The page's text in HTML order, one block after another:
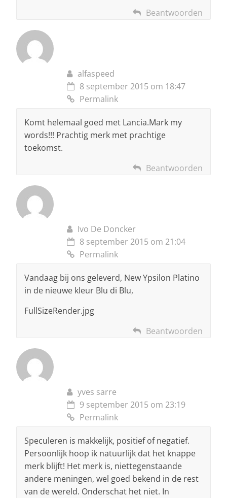
Beantwoorden
alfaspeed
8 september 2015 om 18:47
Permalink
Komt helemaal goed met Lancia.Mark my
words!!! Prachtig merk met prachtige
toekomst.
Beantwoorden
Ivo De Doncker
8 september 2015 om 21:04
Permalink
Vandaag bij ons geleverd, New Ypsilon Platino
in de nieuwe kleur Blu di Blu,
FullSizeRender.jpg
Beantwoorden
yves sarre
9 september 2015 om 23:19
Permalink
Speculeren is makkelijk, positief of negatief.
Persoonlijk hoop ik natuurlijk dat het knappe
merk blijft! Het merk is, niettegenstaande
andere meningen, wel goed bekend in de rest
van de wereld. Onderschat het niet. In